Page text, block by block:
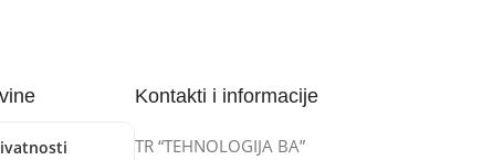
Kontakti i informacije
TR “TEHNOLOGIJA BA”